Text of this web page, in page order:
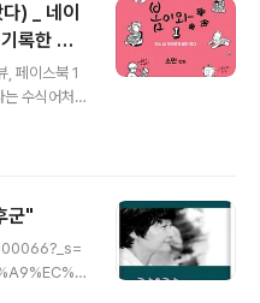
) _ 네이
록한 육
, 페이스북 1
수식어처
육아 기록
이로움과
남편과의 갈
는 과정이 담
군"